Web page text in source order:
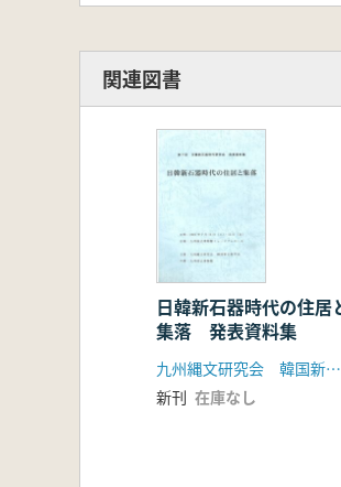
関連図書
日韓新石器時代の住居
集落 発表資料集
九州縄文研究会 韓国新石器学会
新刊 在庫なし